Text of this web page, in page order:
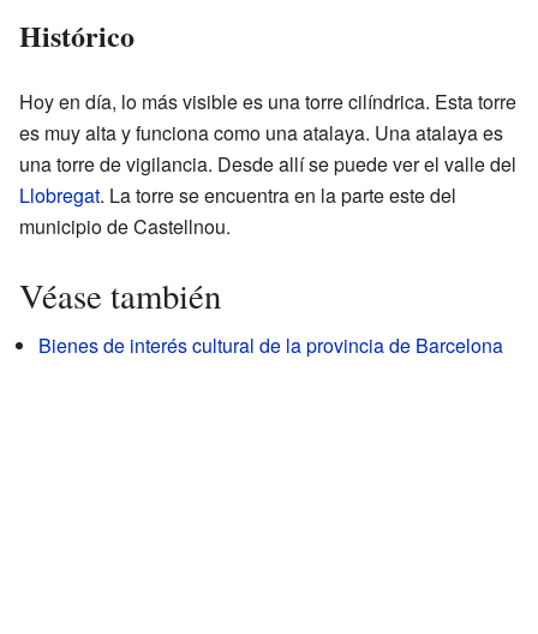
Histórico
Hoy en día, lo más visible es una torre cilíndrica. Esta torre
es muy alta y funciona como una atalaya. Una atalaya es
una torre de vigilancia. Desde allí se puede ver el valle del
Llobregat. La torre se encuentra en la parte este del
municipio de Castellnou.
Véase también
Bienes de interés cultural de la provincia de Barcelona